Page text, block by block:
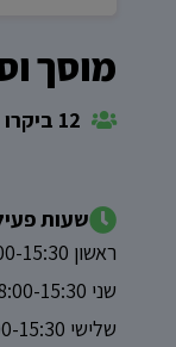
מוסך
שעות
ראשון 08:00-15:30
שני 08:00-15:30
שלישי 08:00-15:30